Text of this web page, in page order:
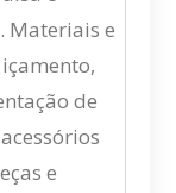
Materiais e
de
e